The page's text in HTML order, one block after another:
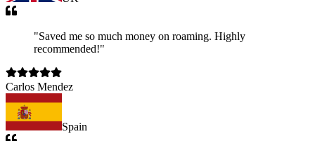
"Saved me so much money on roaming. Highly
recommended!"
Carlos Mendez
Spain